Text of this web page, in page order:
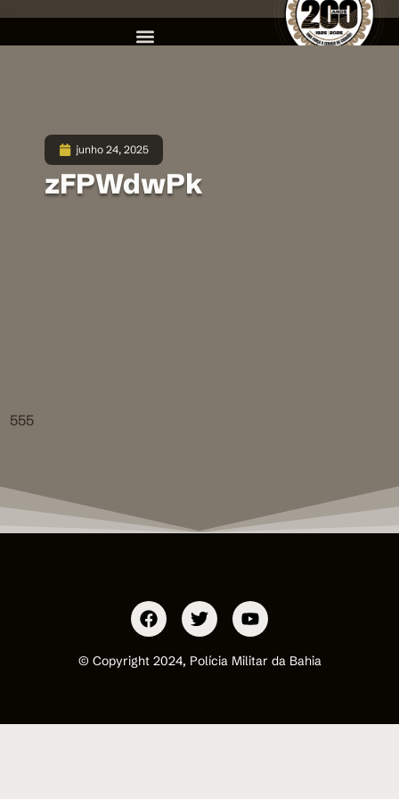
junho 24, 2025
zFPWdwPk
555
© Copyright 2024, Polícia Militar da Bahia